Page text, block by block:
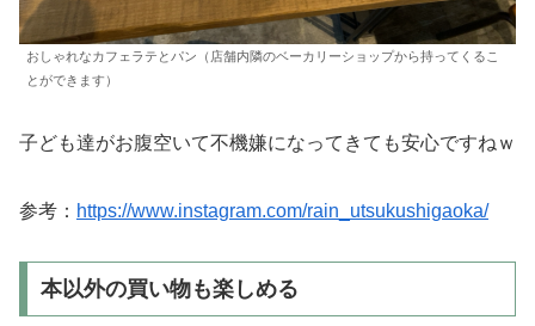
おしゃれなカフェラテとパン（店舗内隣のベーカリーショップから持ってくるこ
とができます）
子ども達がお腹空いて不機嫌になってきても安心ですねｗ
参考： https://www.instagram.com/rain_utsukushigaoka/
本以外の買い物も楽しめる